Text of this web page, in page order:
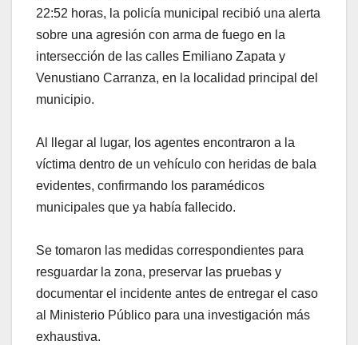
22:52 horas, la policía municipal recibió una alerta
sobre una agresión con arma de fuego en la
intersección de las calles Emiliano Zapata y
Venustiano Carranza, en la localidad principal del
municipio.
Al llegar al lugar, los agentes encontraron a la
víctima dentro de un vehículo con heridas de bala
evidentes, confirmando los paramédicos
municipales que ya había fallecido.
Se tomaron las medidas correspondientes para
resguardar la zona, preservar las pruebas y
documentar el incidente antes de entregar el caso
al Ministerio Público para una investigación más
exhaustiva.